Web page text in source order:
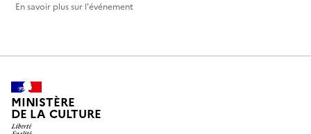
En savoir plus sur l'événement
MINISTÈRE
DE LA CULTURE